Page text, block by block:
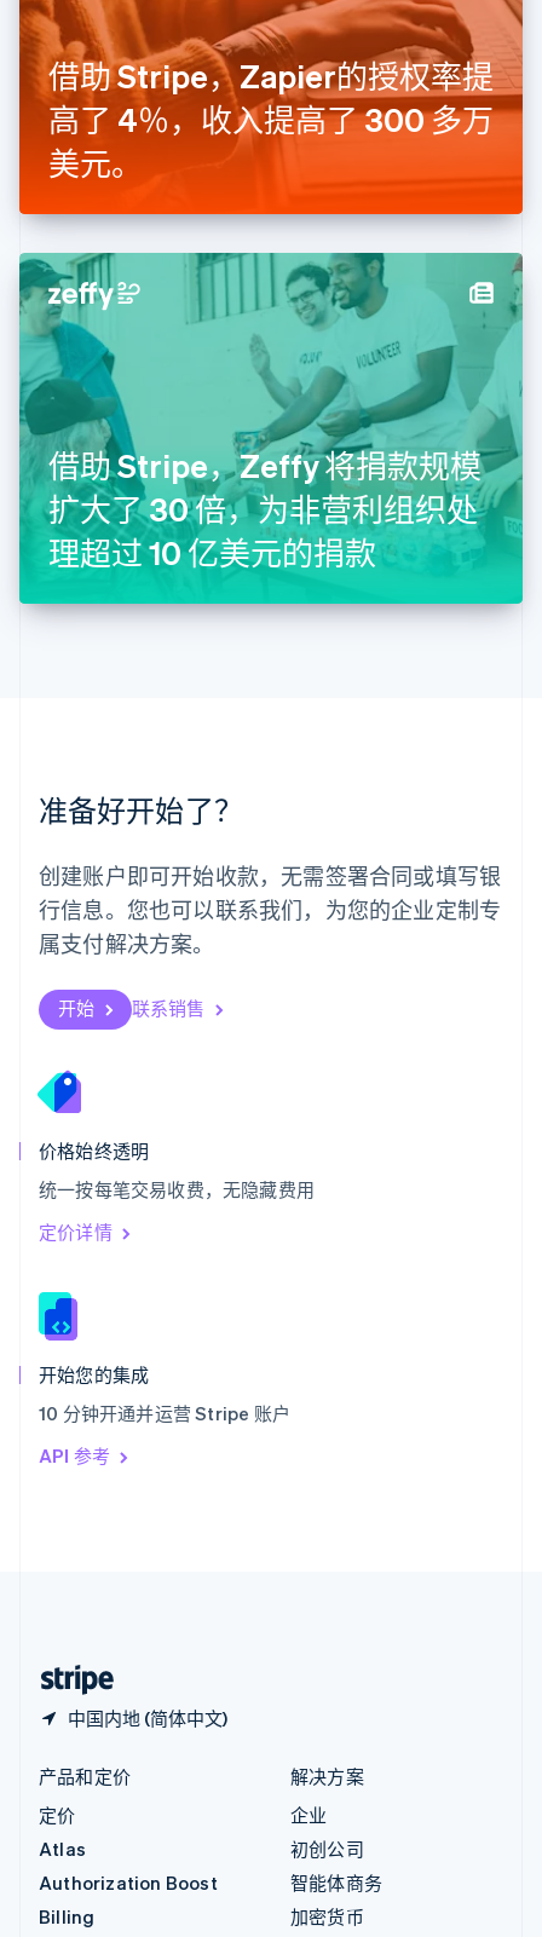
借助 Stripe，Zapier的授权率提
高了 4％，收入提高了 300 多万
美元。
借助 Stripe，Zeffy 将捐款规模
扩大了 30 倍，为非营利组织处
理超过 10 亿美元的捐款
准备好开始了？
创建账户即可开始收款，无需签署合同或填写银
行信息。您也可以联系我们，为您的企业定制专
属支付解决方案。
开始 联系销售
价格始终透明
统一按每笔交易收费，无隐藏费用
定价详情
开始您的集成
10 分钟开通并运营 Stripe 账户
API 参考
中国内地 (简体中文)
芬兰
English Svenska
荷兰
NederlandsEnglish
加拿大
English Français
捷克
克罗地亚
拉脱维亚
English
立陶宛
English
列支敦士登
Deutsch
卢森堡
Français English
罗马尼亚
English
马尔他
English
马来西亚
美国
日本
日本語English
SvenskaEnglish
瑞士
DeutschFrançais ItalianoEnglish
塞浦路斯
斯洛伐克
English
English
泰国
ไทย
希腊
English
西班牙
Español
新加坡
新西兰
匈牙利
English
ItalianoEnglish
印度
English
产品和定价
定价
Atlas
Authorization Boost
Billing
解决方案
企业
初创公司
智能体商务
加密货币